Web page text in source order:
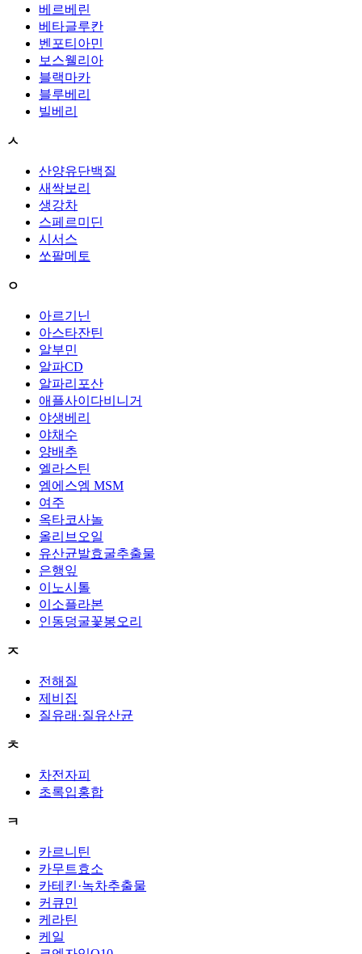
베르베린
베타글루칸
벤포티아민
보스웰리아
블랙마카
블루베리
빌베리
ㅅ
산양유단백질
새싹보리
생강차
스페르미딘
시서스
쏘팔메토
ㅇ
아르기닌
아스타잔틴
알부민
알파CD
알파리포산
애플사이다비니거
야생베리
야채수
양배추
엘라스틴
엠에스엠 MSM
여주
옥타코사놀
올리브오일
유산균발효굴추출물
은행잎
이노시톨
이소플라본
인동덩굴꽃봉오리
ㅈ
전해질
제비집
질유래·질유산균
ㅊ
차전자피
초록입홍합
ㅋ
카르니틴
카무트효소
카테킨·녹차추출물
커큐민
케라틴
케일